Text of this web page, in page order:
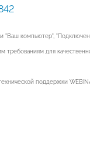
"Ваш компьютер",
требованиям для
поддержки